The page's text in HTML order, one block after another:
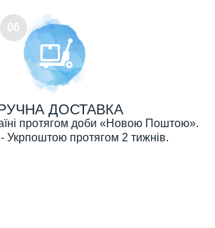
06
ДОСТАВКА
протягом доби «Новою Поштою».
Укрпоштою протягом 2 тижнів.